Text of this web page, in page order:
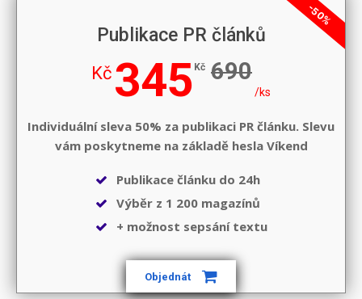
-50%
Publikace PR článků
Kč 345 Kč 690
/ks
Individuální sleva 50% za publikaci PR článku. Slevu
vám poskytneme na základě hesla Víkend
Publikace článku do 24h
Výběr z 1 200 magazínů
+ možnost sepsání textu
Objednát